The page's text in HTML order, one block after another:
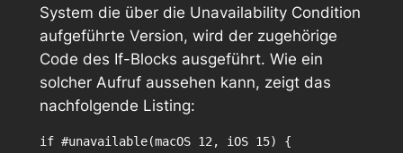
System die über die Unavailability Condition
aufgeführte Version, wird der zugehörige
Code des If-Blocks ausgeführt. Wie ein
solcher Aufruf aussehen kann, zeigt das
nachfolgende Listing:
if #unavailable(macOS 12, iOS 15) {